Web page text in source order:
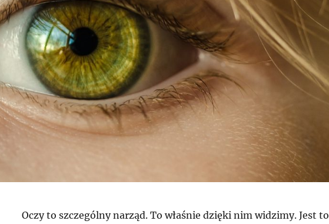
Oczy to szczególny narząd. To właśnie dzięki nim widzimy. Jest to